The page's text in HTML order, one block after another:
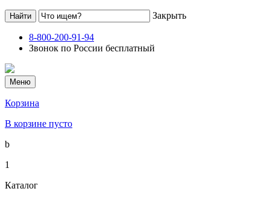
Закрыть
8-800-200-91-94
Звонок по России бесплатный
Меню
Корзина
В корзине пусто
b
1
Каталог